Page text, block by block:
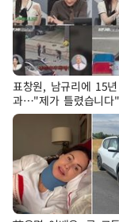
표창원, 남규리에 15
과…"제가 틀렸습니다"